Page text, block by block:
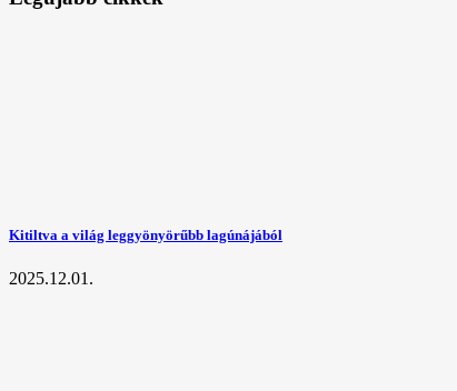
Kitiltva a világ leggyönyörűbb lagúnájából
2025.12.01.